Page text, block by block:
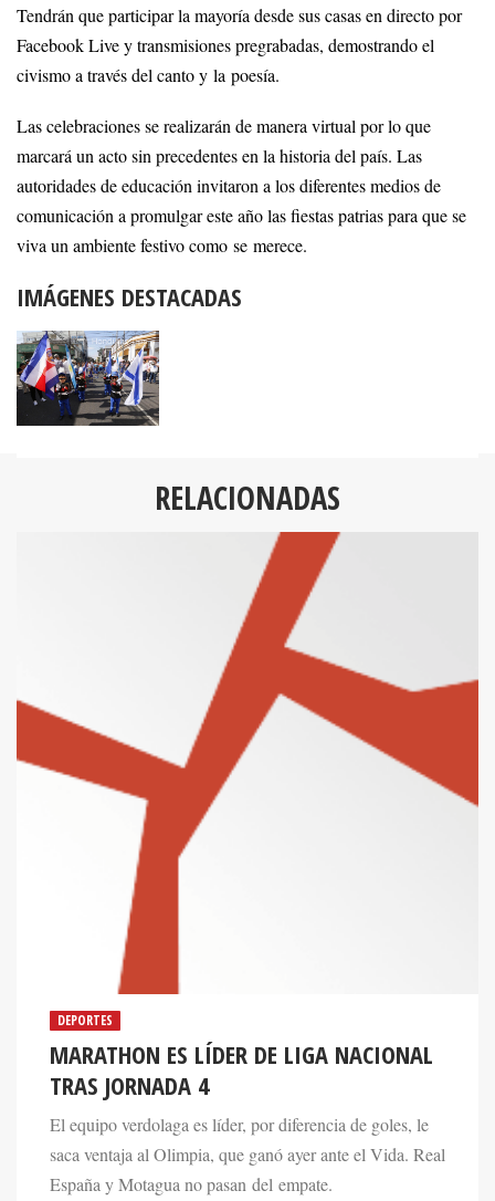
Tendrán que participar la mayoría desde sus casas en directo por
Facebook Live y transmisiones pregrabadas, demostrando el
civismo a través del canto y la poesía.
Las celebraciones se realizarán de manera virtual por lo que
marcará un acto sin precedentes en la historia del país. Las
autoridades de educación invitaron a los diferentes medios de
comunicación a promulgar este año las fiestas patrias para que se
viva un ambiente festivo como se merece.
IMÁGENES DESTACADAS
RELACIONADAS
DEPORTES
MARATHON ES LÍDER DE LIGA NACIONAL
TRAS JORNADA 4
El equipo verdolaga es líder, por diferencia de goles, le
saca ventaja al Olimpia, que ganó ayer ante el Vida. Real
España y Motagua no pasan del empate.